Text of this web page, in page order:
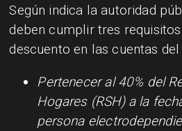
Según indica la autoridad
deben cumplir tres
descuento en las cuentas
Pertenecer al 40% del
Hogares (RSH) a la
persona